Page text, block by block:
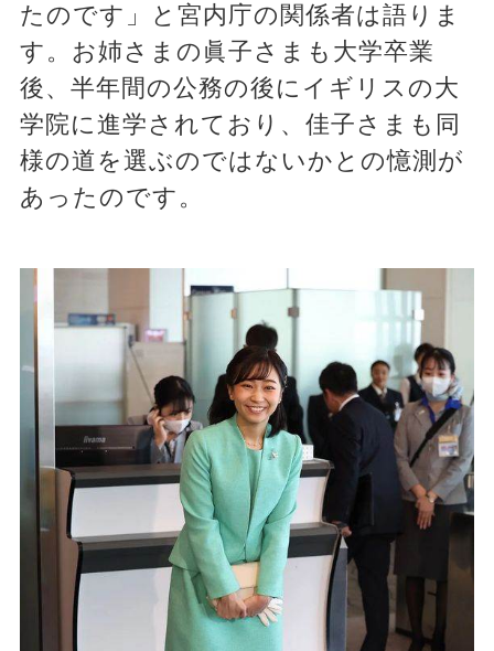
たのです」と宮内庁の関係者は語りま
す。お姉さまの眞子さまも大学卒業
後、半年間の公務の後にイギリスの大
学院に進学されており、佳子さまも同
様の道を選ぶのではないかとの憶測が
あったのです。